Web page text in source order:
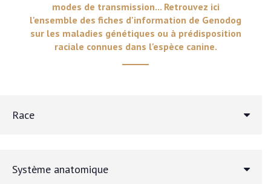
modes de transmission... Retrouvez ici
l'ensemble des fiches d'information de Genodog
sur les maladies génétiques ou à prédisposition
raciale connues dans l'espèce canine.
Race
Système anatomique